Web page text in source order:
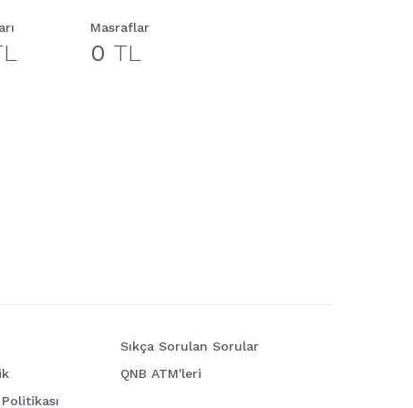
Masraflar
0 TL
Sıkça Sorulan Sorular
QNB ATM'leri